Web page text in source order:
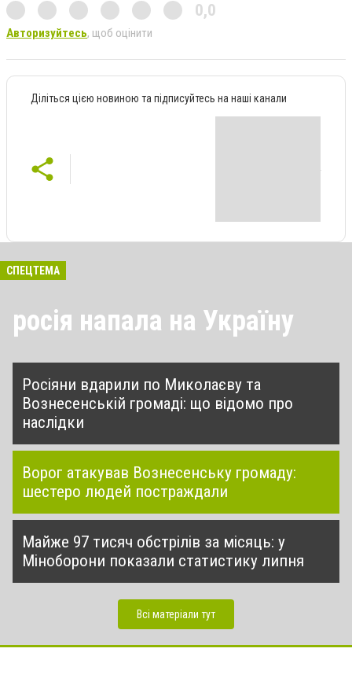
0,0
Авторизуйтесь, щоб оцінити
Діліться цією новиною та підписуйтесь на наші канали
СПЕЦТЕМА
росія напала на Україну
Росіяни вдарили по Миколаєву та
Вознесенській громаді: що відомо про
наслідки
Ворог атакував Вознесенську громаду:
шестеро людей постраждали
Майже 97 тисяч обстрілів за місяць: у
Міноборони показали статистику липня
Всі матеріали тут